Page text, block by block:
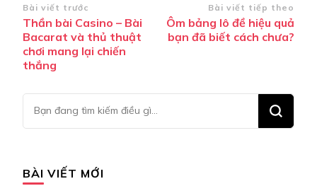
Điều
hướng
bài
viết
Bài viết trước
Thần bài Casino – Bài
Bacarat và thủ thuật
chơi mang lại chiến
thắng
Bài viết tiếp theo
Ôm bảng lô đề hiệu quả
bạn đã biết cách chưa?
Bạn
muốn
BÀI VIẾT MỚI